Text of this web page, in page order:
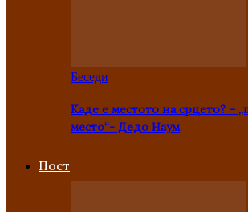
Беседи
Каде е местото на срцето? –
место“- Дедо Наум
Пост